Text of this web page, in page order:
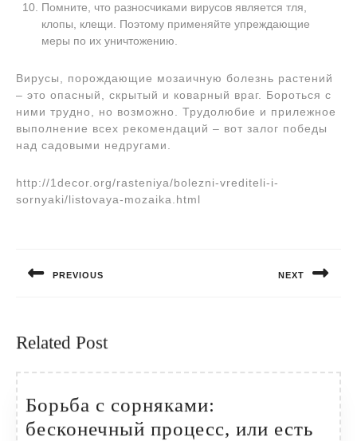
Помните, что разносчиками вирусов является тля,
клопы, клещи. Поэтому применяйте упреждающие
меры по их уничтожению.
Вирусы, порождающие мозаичную болезнь растений
– это опасный, скрытый и коварный враг. Бороться с
ними трудно, но возможно. Трудолюбие и прилежное
выполнение всех рекомендаций – вот залог победы
над садовыми недругами.
http://1decor.org/rasteniya/bolezni-vrediteli-i-
sornyaki/listovaya-mozaika.html
записям
PREVIOUS NEXT
Related Post
Борьба с сорняками:
бесконечный процесс, или есть